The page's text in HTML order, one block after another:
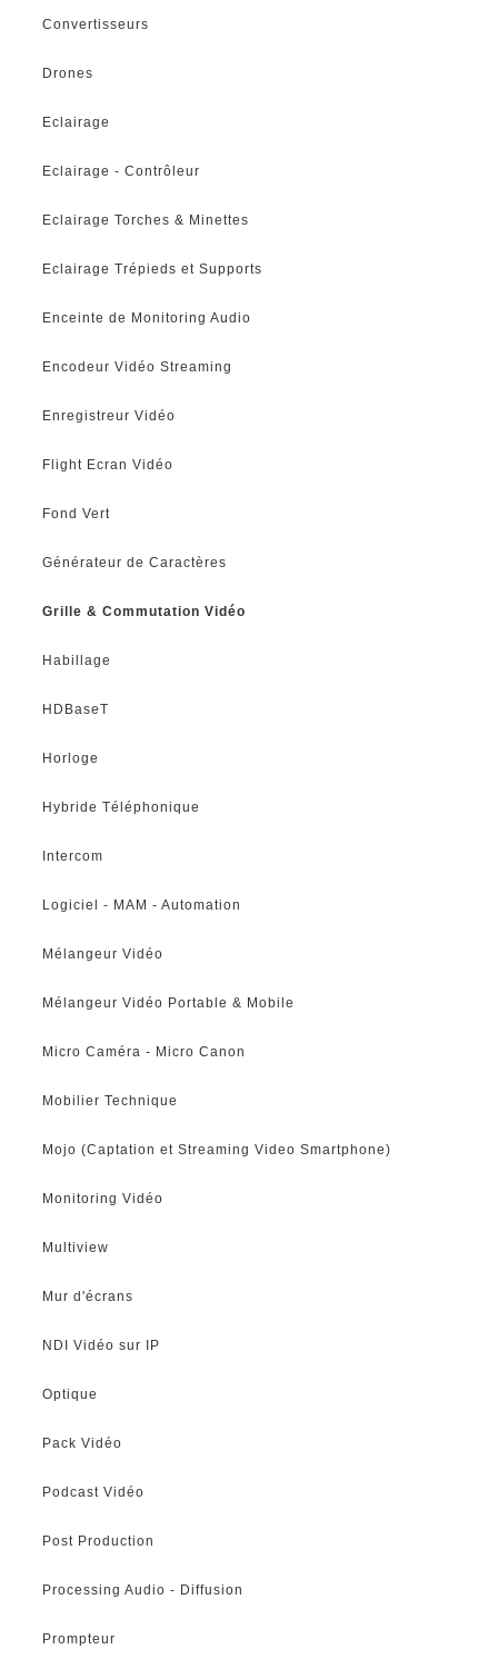
Convertisseurs
Drones
Eclairage
Eclairage - Contrôleur
Eclairage Torches & Minettes
Eclairage Trépieds et Supports
Enceinte de Monitoring Audio
Encodeur Vidéo Streaming
Enregistreur Vidéo
Flight Ecran Vidéo
Fond Vert
Générateur de Caractères
Grille & Commutation Vidéo
Habillage
HDBaseT
Horloge
Hybride Téléphonique
Intercom
Logiciel - MAM - Automation
Mélangeur Vidéo
Mélangeur Vidéo Portable & Mobile
Micro Caméra - Micro Canon
Mobilier Technique
Mojo (Captation et Streaming Video Smartphone)
Monitoring Vidéo
Multiview
Mur d'écrans
NDI Vidéo sur IP
Optique
Pack Vidéo
Podcast Vidéo
Post Production
Processing Audio - Diffusion
Prompteur